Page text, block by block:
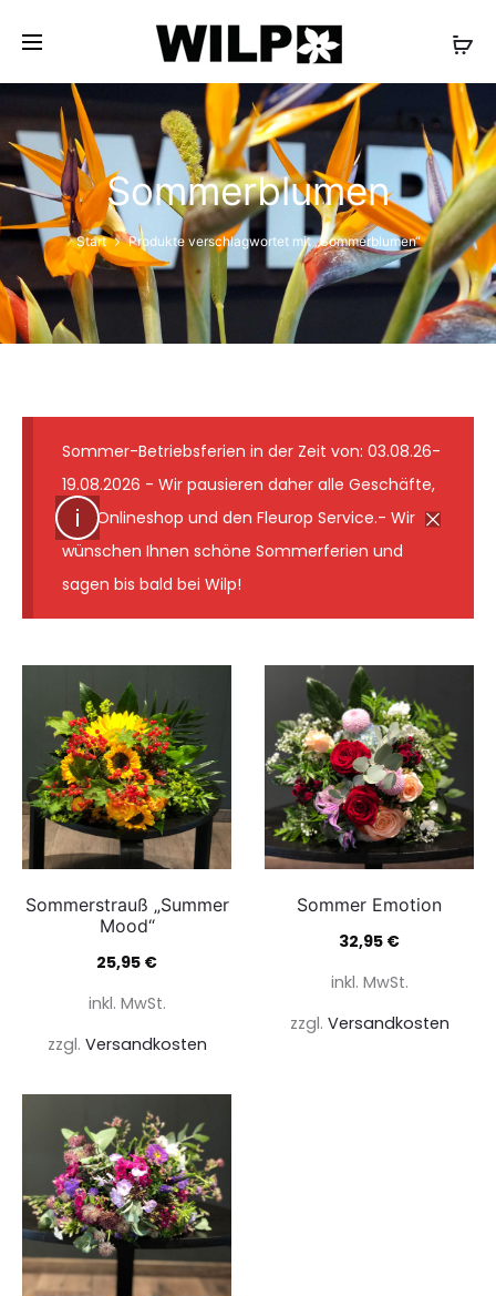
✓ Lieferung wie abgebildet ✓ Floristmeister seit 1931
✓ Günstige Versandkosten ✓ 7-Tage-
Frischegarantie
Sommerblumen
Start Produkte verschlagwortet mit „Sommerblumen“
Sommer-Betriebsferien in der Zeit von: 03.08.26-
19.08.2026 - Wir pausieren daher alle Geschäfte,
den Onlineshop und den Fleurop Service.- Wir
wünschen Ihnen schöne Sommerferien und
sagen bis bald bei Wilp!
Sommerstrauß „Summer
Mood“
25,95 €
inkl. MwSt.
zzgl. Versandkosten
Sommer Emotion
32,95 €
inkl. MwSt.
zzgl. Versandkosten